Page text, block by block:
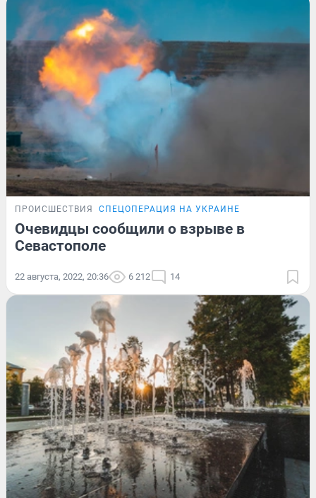
ПРОИСШЕСТВИЯ СПЕЦОПЕРАЦИЯ НА УКРАИНЕ
Очевидцы сообщили о взрыве в
Севастополе
22 августа, 2022, 20:36 6 212 14